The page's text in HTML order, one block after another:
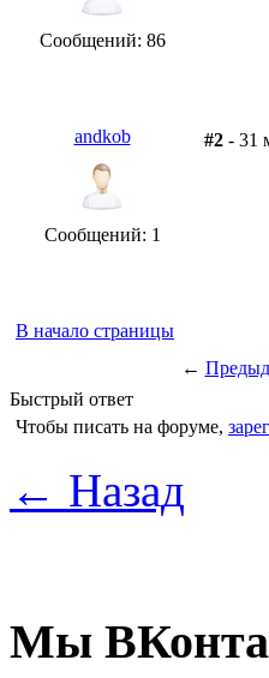
Сообщений: 86
andkob
Сообщений: 1
#2 - 31
В начало страницы
←
Быстрый ответ
Чтобы писать на форуме,
← Назад
Мы